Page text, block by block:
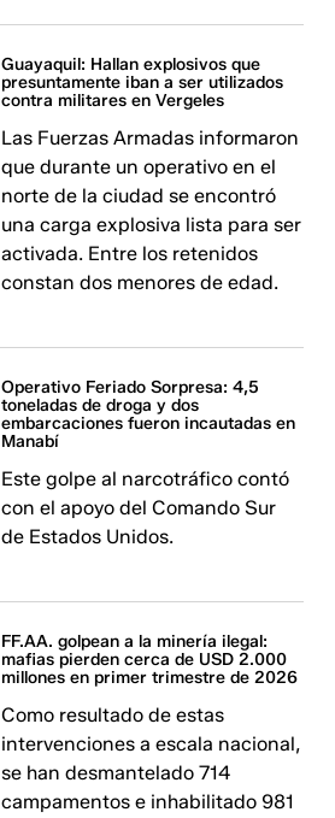
Guayaquil: Hallan explosivos que
presuntamente iban a ser utilizados
contra militares en Vergeles
Las Fuerzas Armadas informaron
que durante un operativo en el
norte de la ciudad se encontró
una carga explosiva lista para ser
activada. Entre los retenidos
constan dos menores de edad.
Operativo Feriado Sorpresa: 4,5
toneladas de droga y dos
embarcaciones fueron incautadas en
Manabí
Este golpe al narcotráfico contó
con el apoyo del Comando Sur
de Estados Unidos.
FF.AA. golpean a la minería ilegal:
mafias pierden cerca de USD 2.000
millones en primer trimestre de 2026
Como resultado de estas
intervenciones a escala nacional,
se han desmantelado 714
campamentos e inhabilitado 981